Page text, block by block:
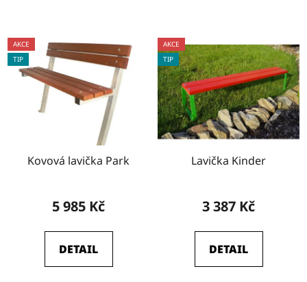
AKCE
TIP
Kovová lavička Park
5 985 Kč
DETAIL
AKCE
TIP
Lavička Kinder
3 387 Kč
DETAIL